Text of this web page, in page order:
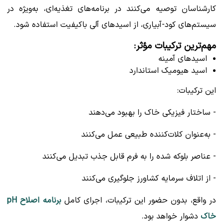
کارشناسان توصیه می‌کنند در برنامه‌های تغذیه‌ای، به‌ویژه در
سیستم‌های کود-آبیاری، از اسیدهای آلی باکیفیت استفاده شود.
مهم‌ترین ترکیبات مؤثر:
اسیدهای آمینه
اسید هیومیک استاندارد
این ترکیبات:
- ساختار فیزیکی خاک را بهبود می‌دهند
- به‌عنوان کلات‌کننده طبیعی عمل می‌کنند
- عناصر بلوکه شده را به فرم قابل جذب تبدیل می‌کنند
- از اتلاف سرمایه کشاورز جلوگیری می‌کنند
در واقع، بدون حضور این ترکیبات، اجرای کامل
برنامه اصلاح pH
خاک دشوار خواهد بود.